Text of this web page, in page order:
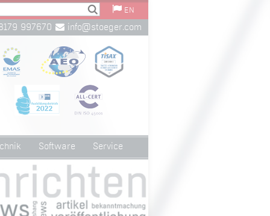
EN
997670 info@stoeger.com
Software Service